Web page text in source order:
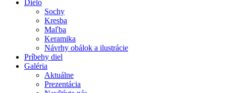
Dielo
Sochy
Kresba
Maľba
Keramika
Návrhy obálok a ilustrácie
Príbehy diel
Galéria
Aktuálne
Prezentácia